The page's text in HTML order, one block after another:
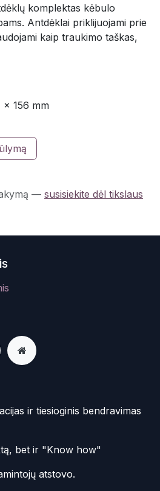
komplektas kėbulo
Antdėklai priklijuojami prie
kaip traukimo taškas,
x 156 mm
— susisiekite dėl tikslaus
ir tiesioginis bendravimas
bet ir "Know how"
atstovo.